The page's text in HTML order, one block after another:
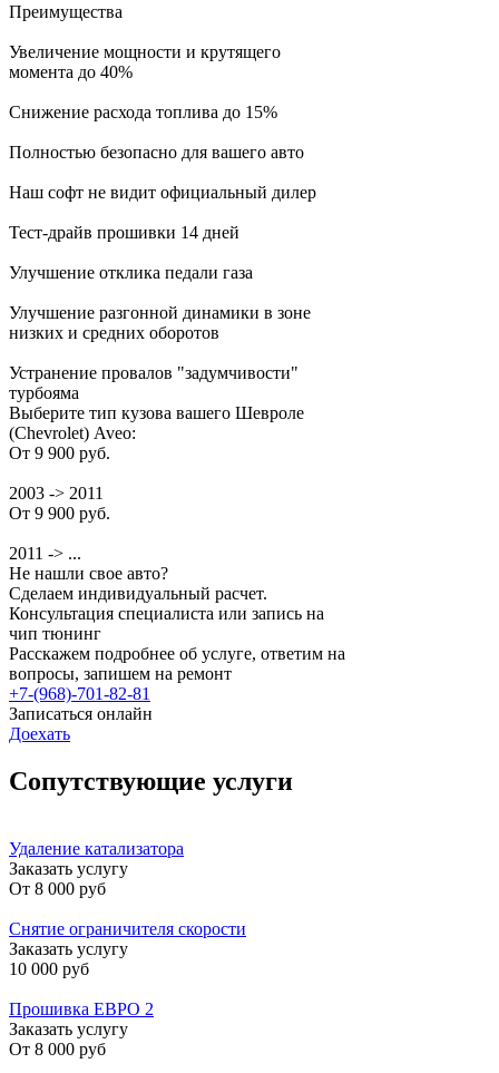
Преимущества
Увеличение мощности и крутящего
момента до 40%
Снижение расхода топлива до 15%
Полностью безопасно для вашего авто
Наш софт не видит официальный дилер
Тест-драйв прошивки 14 дней
Улучшение отклика педали газа
Улучшение разгонной динамики в зоне
низких и средних оборотов
Устранение провалов "задумчивости"
турбояма
Выберите тип кузова вашего Шевроле
(Chevrolet) Aveo:
От 9 900 руб.
2003 -> 2011
От 9 900 руб.
2011 -> ...
Не нашли свое авто?
Сделаем индивидуальный расчет.
Консультация специалиста или запись на
чип тюнинг
Расскажем подробнее об услуге, ответим на
вопросы, запишем на ремонт
+7-(968)-701-82-81
Записаться онлайн
Доехать
Сопутствующие услуги
Удаление катализатора
Заказать услугу
От 8 000 руб
Снятие ограничителя скорости
Заказать услугу
10 000 руб
Прошивка ЕВРО 2
Заказать услугу
От 8 000 руб